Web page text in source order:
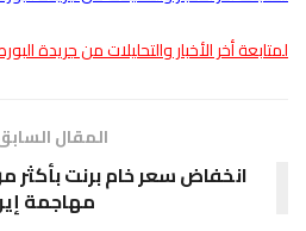
لمتابعة أخر الأخبار والتحليلات من جريدة
المقال
مهاجمة